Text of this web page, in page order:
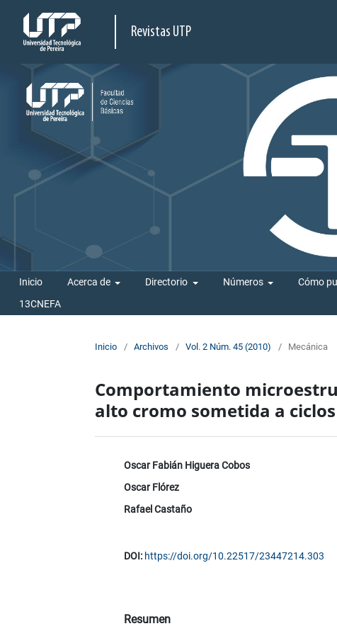
Revistas UTP
Inicio Acerca de Directorio Números Cómo
13CNEFA
Inicio / Archivos / Vol. 2 Núm. 45 (2010) / Mecánica
Comportamiento
alto cromo sometida a
Oscar Fabián Higuera Cobos
Oscar Flórez
Rafael Castaño
DOI: https://doi.org/10.22517/23447214.303
Resumen